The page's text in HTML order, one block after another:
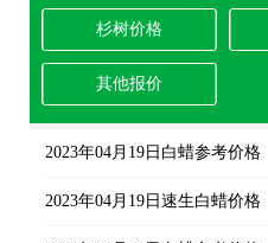
杉树价格
其他报价
2023年04月19日白蜡参考价格
2023年04月19日速生白蜡价格